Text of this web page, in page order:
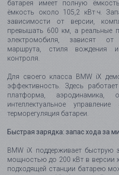
Быстрая зарядка: запас хода за
BMW iX поддерживает быструю
мощностью до 200 кВт в версии
подходящей станции батарею
примерно за 35-40 минут.
зарядки автомобиль
От домашней или настенной
кВт полный заряд занимает
это означает практичный
использования: автомобиль
BMW iX создавался как
его цифровая архитектура